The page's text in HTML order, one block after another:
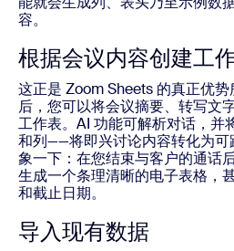
容。
根据会议内容创建工
这正是 Zoom Sheets 的真正优
后，您可以将会议摘要、转写文
工作表。AI 功能可解析对话，并
和列——将即兴讨论内容转化为可
象一下：在您结束与客户的通话
生成一个条理清晰的电子表格，
和截止日期。
导入现有数据